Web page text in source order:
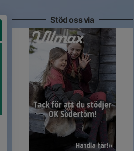
Stöd oss via